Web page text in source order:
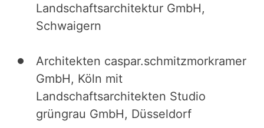
Landschaftsarchitektur GmbH,
Schwaigern
Architekten caspar.schmitzmorkramer
GmbH, Köln mit
Landschaftsarchitekten Studio
grüngrau GmbH, Düsseldorf